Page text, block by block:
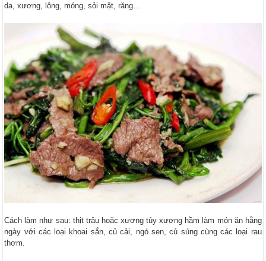
da, xương, lông, móng, sỏi mật, răng…
Cách làm như sau: thịt trâu hoặc xương tủy xương hầm làm món ăn hằng
ngày với các loại khoai sắn, củ cải, ngó sen, củ súng cùng các loại rau
thơm.